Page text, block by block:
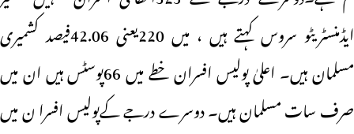
ایڈمنسٹریٹو سروس کہتے ہیں ، میں 220یعنی 42.06فیصد کشمیری
مسلمان ہیں۔ اعلیٰ پولیس افسران خطے میں 66پوسٹس ہیں ان میں
صرف سات مسلمان ہیں۔ دوسرے درجے کےپولیس افسرا ن میں